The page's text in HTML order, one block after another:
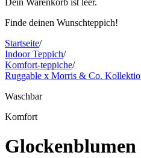
Dein Warenkorb ist leer.
Finde deinen Wunschteppich!
Startseite/
Indoor Teppich/
Komfort-teppiche/
Ruggable x Morris & Co.
Waschbar
Komfort